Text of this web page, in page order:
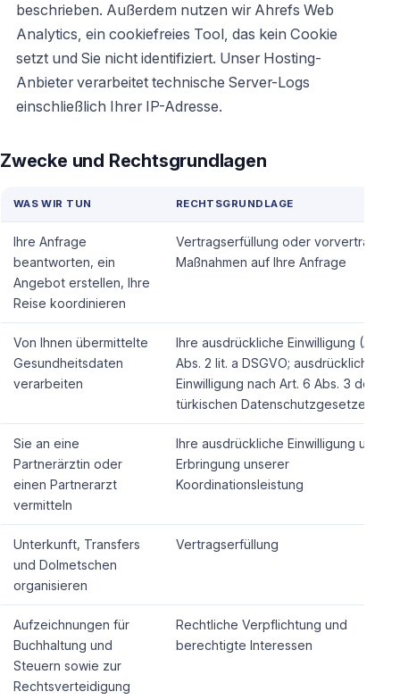
beschrieben. Außerdem nutzen wir Ahrefs Web
Analytics, ein cookiefreies Tool, das kein Cookie
setzt und Sie nicht identifiziert. Unser Hosting-
Anbieter verarbeitet technische Server-Logs
einschließlich Ihrer IP-Adresse.
Zwecke und Rechtsgrundlagen
WAS WIR TUN RECHTSGRUNDLAGE
Ihre Anfrage
beantworten, ein
Angebot erstellen, Ihre
Reise koordinieren
Vertragserfüllung oder
Maßnahmen auf Ihre Anfrage
Von Ihnen übermittelte
Gesundheitsdaten
verarbeiten
Ihre ausdrückliche Einwilligung (Art. 9
Abs. 2 lit. a DSGVO; ausdrückliche
Einwilligung nach Art. 6 Abs. 3 des
türkischen Datenschutzgesetzes)
Sie an eine
Partnerärztin oder
einen Partnerarzt
vermitteln
Ihre ausdrückliche Einwilligung und
Erbringung unserer
Koordinationsleistung
Unterkunft, Transfers
und Dolmetschen
organisieren
Vertragserfüllung
Aufzeichnungen für
Buchhaltung und
Steuern sowie zur
Rechtsverteidigung
Rechtliche Verpflichtung und
berechtigte Interessen